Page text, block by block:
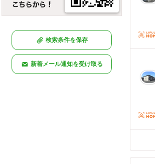
検索条件を保存
新着メール通知を受け取る